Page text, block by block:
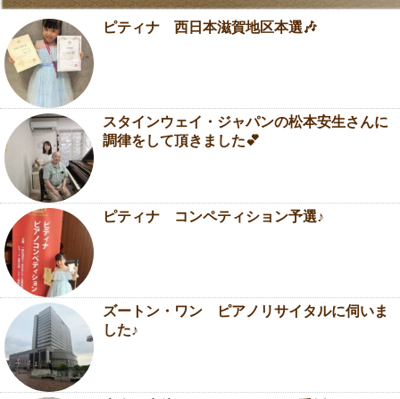
ピティナ 西日本滋賀地区本選🎶
スタインウェイ・ジャパンの松本安生さんに
調律をして頂きました💕
ピティナ コンペティション予選♪
ズートン・ワン ピアノリサイタルに伺いま
した♪